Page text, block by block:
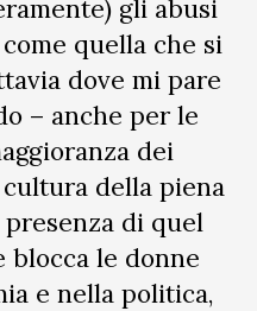
gli abusi
quella che si
dove mi pare
– anche per le
dei
della piena
di quel
le donne
e nella politica,